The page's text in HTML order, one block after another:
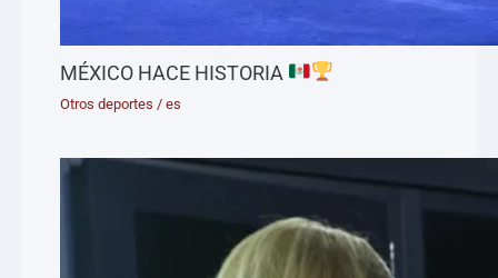
MÉXICO HACE HISTORIA
Otros deportes /es